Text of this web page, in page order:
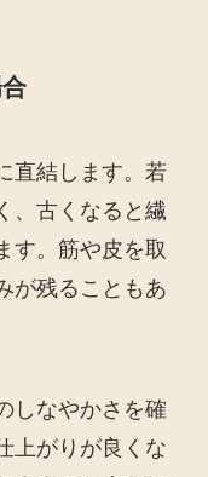
直結します。若
、古くなると繊
す。筋や皮を取
が残ることもあ
しなやかさを確
上がりが良くな